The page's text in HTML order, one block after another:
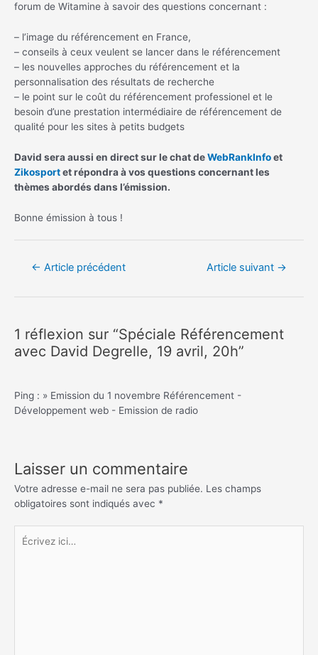
forum de Witamine à savoir des questions concernant :
– l’image du référencement en France,
– conseils à ceux veulent se lancer dans le référencement
– les nouvelles approches du référencement et la
personnalisation des résultats de recherche
– le point sur le coût du référencement professionel et le
besoin d’une prestation intermédiaire de référencement de
qualité pour les sites à petits budgets
David sera aussi en direct sur le chat deWebRankInfoet
Zikosportet répondra à vos questions concernant les
thèmes abordés dans l’émission.
Bonne émission à tous !
Navigation
← Article précédent Article suivant →
1 réflexion sur “Spéciale Référencement
avec David Degrelle, 19 avril, 20h”
Ping : » Emission du 1 novembre Référencement -
Développement web - Emission de radio
Laisser un commentaire
Votre adresse e-mail ne sera pas publiée. Les champs
obligatoires sont indiqués avec *
Écrivez
ici…